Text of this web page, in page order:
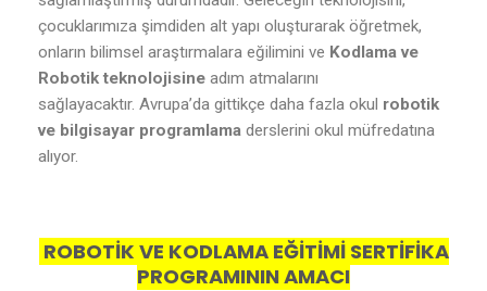
çocuklarımıza şimdiden alt yapı oluşturarak öğretmek,
onların bilimsel araştırmalara eğilimini ve Kodlama ve
Robotik teknolojisine adım atmalarını
sağlayacaktır. Avrupa’da gittikçe daha fazla okul robotik
ve bilgisayar programlama derslerini okul müfredatına
alıyor.
ROBOTİK VE KODLAMA EĞİTİMİ SERTİFİKA
PROGRAMININ AMACI